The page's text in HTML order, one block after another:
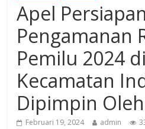
Apel Persiapan
Pengamanan
Pemilu 2024 di
Kecamatan
Dipimpin
Februari 19, 2024 admin